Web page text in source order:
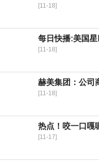
[11-18]
每日快播:美国
[11-18]
赫美集团：公司
[11-18]
热点！咬一口嘎
[11-17]